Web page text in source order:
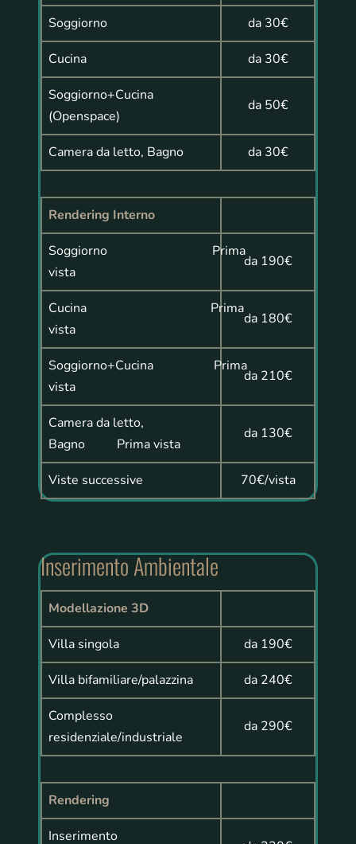
Soggiorno da 30€
Cucina da 30€
Soggiorno+Cucina
(Openspace)
da 50€
Camera da letto, Bagno da 30€
Rendering Interno
Soggiorno Prima
vista
da 190€
Cucina Prima
vista
da 180€
Soggiorno+Cucina Prima
vista
da 210€
Camera da letto,
Bagno Prima vista
da 130€
Viste successive 70€/vista
Inserimento Ambientale
Modellazione 3D
Villa singola da 190€
Villa bifamiliare/palazzina da 240€
Complesso
residenziale/industriale
da 290€
Rendering
Inserimento